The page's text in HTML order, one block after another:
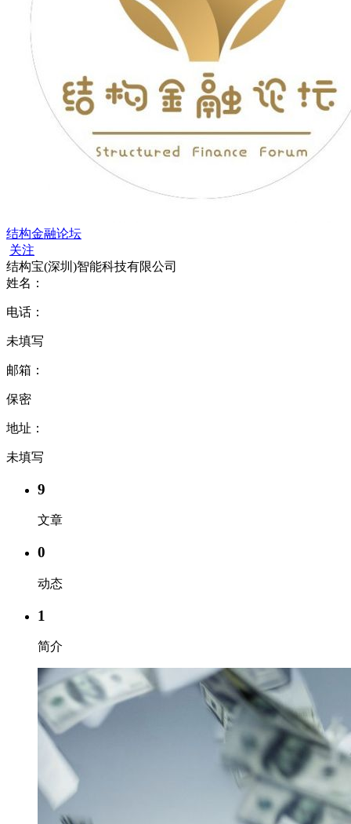
结构金融论坛
关注
结构宝(深圳)智能科技有限公司
姓名：
电话：
未填写
邮箱：
保密
地址：
未填写
9
文章
0
动态
1
简介